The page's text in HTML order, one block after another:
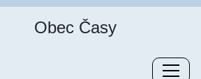
Obec Časy